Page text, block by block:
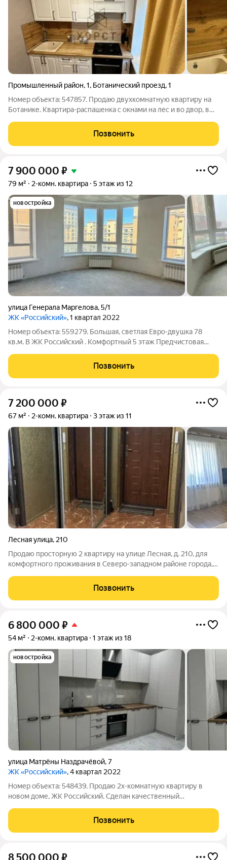
Промышленный район,1, Ботанический проезд,1
Номер объекта: 547857. Продаю двухкомнатную квартиру на
Ботанике. Квартира-распашенка с окнами на лес и во двор, в
выполнен из качественных материалов, на полу ламинат и
паркет, моющиеся обои,
Позвонить
7 900 000 ₽
79 м² 2-комн. квартира 5 этаж из 12
новостройка
улица Генерала Маргелова,5/1
ЖК «Российский», 1 квартал 2022
Номер объекта: 559279. Большая, светлая Евро-двушка 78
кв.м. В ЖК Российский . Комфортный 5 этаж Предчистовая
разные стороны. Большой санузел.5,7кв Объемная
гардеробная и балкон. Кухня имеет
Позвонить
7 200 000 ₽
67 м² 2-комн. квартира 3 этаж из 11
Лесная улица, 210
Продаю просторную 2 квартиру на улице Лесная, д. 210, для
комфортного проживания в Северо-западном районе города,
родник, это один из самых экологически чистых районов
Ставрополя! Дом 2010 г
Позвонить
6 800 000 ₽
54 м² 2-комн. квартира 1 этаж из 18
новостройка
улица Матрёны Наздрачёвой,7
ЖК «Российский», 4 квартал 2022
Номер объекта: 548439. Продаю 2х-комнатную квартиру в
новом доме, ЖК Российский. Сделан качественный
отопление. Теплые полы. В квартире никто не жил.
Позвонить
8 500 000 ₽